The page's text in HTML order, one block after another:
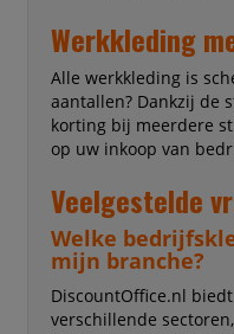
Werkkleding
Alle werkkleding is
aantallen? Dankzij de
korting bij meerdere
op uw inkoop van
Veelgestelde
Welke
mijn branche?
DiscountOffice.nl
verschillende